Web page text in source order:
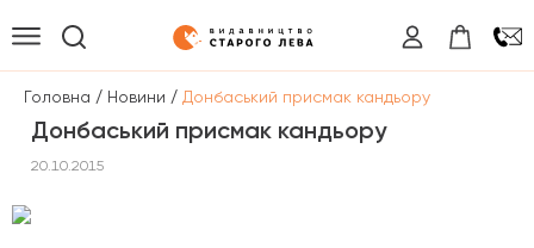
Головна / Новини / Донбаський присмак кандьору
Донбаський присмак кандьору
20.10.2015